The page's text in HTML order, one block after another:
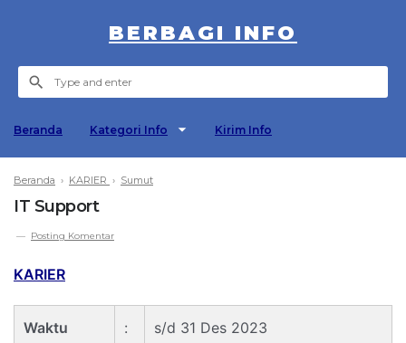
BERBAGI INFO
Beranda Kategori Info Kirim Info
Beranda › KARIER › Sumut
IT Support
Posting Komentar
KARIER
Waktu : s/d 31 Des 2023